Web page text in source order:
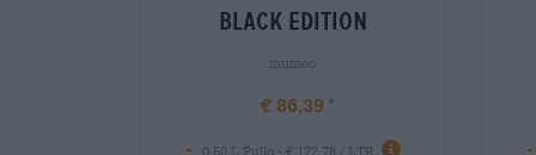
black edition
mumoo
€ 86,39
-
0,50 L Pullo - € 172,78 / LTR
-